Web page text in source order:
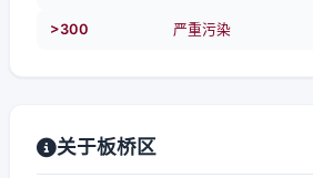
>300 严重污染
关于板桥区